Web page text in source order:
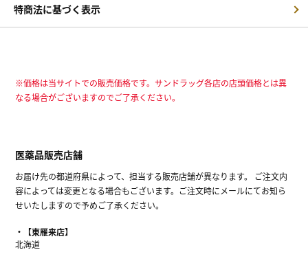
特商法に基づく表示
※価格は当サイトでの販売価格です。サンドラッグ各店の店頭価格とは異
なる場合がございますのでご了承ください。
医薬品販売店舗
お届け先の都道府県によって、担当する販売店舗が異なります。 ご注文内
容によっては変更となる場合もございます。ご注文時にメールにてお知ら
せいたしますので予めご了承ください。
【東雁来店】
北海道